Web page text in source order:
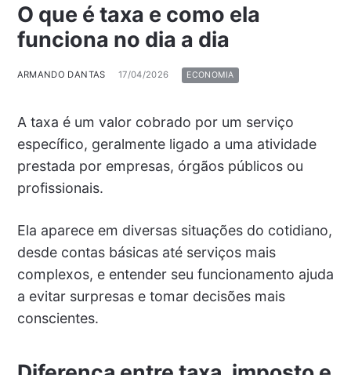
O que é taxa e como ela
funciona no dia a dia
ARMANDO DANTAS 17/04/2026 ECONOMIA
A taxa é um valor cobrado por um serviço
específico, geralmente ligado a uma atividade
prestada por empresas, órgãos públicos ou
profissionais.
Ela aparece em diversas situações do cotidiano,
desde contas básicas até serviços mais
complexos, e entender seu funcionamento ajuda
a evitar surpresas e tomar decisões mais
conscientes.